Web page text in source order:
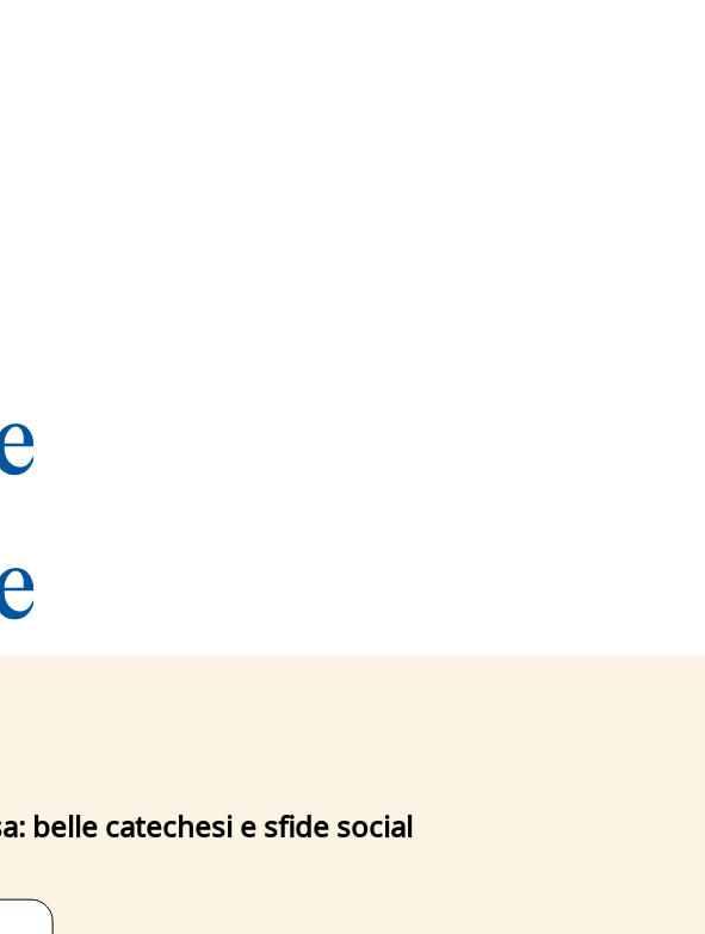
belle catechesi e sfide social